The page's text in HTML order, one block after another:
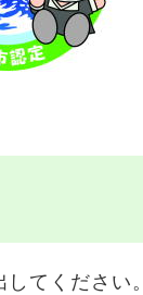
てください。